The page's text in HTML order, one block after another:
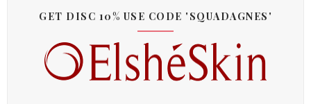
GET DISC 10% USE CODE 'SQUADAGNES'